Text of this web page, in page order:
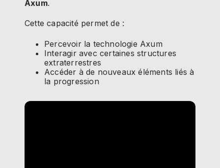
Axum.
Cette capacité permet de :
Percevoir la technologie Axum
Interagir avec certaines structures
extraterrestres
Accéder à de nouveaux éléments liés à
la progression